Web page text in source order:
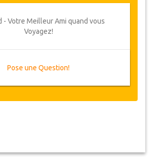
- Votre Meilleur Ami quand vous
Voyagez!
Pose une Question!